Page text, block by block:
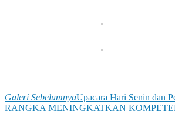
Galeri SebelumnyaUpacara Hari Senin dan
RANGKA MENINGKATKAN